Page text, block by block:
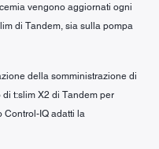
vengono aggiornati ogni
di Tandem, sia sulla pompa
della somministrazione di
t:slim X2 di Tandem per
Control-IQ adatti la